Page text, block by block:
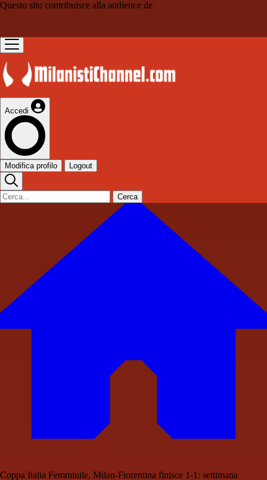
Questo sito contribuisce alla audience de
Accedi
Modifica profilo Logout
Cerca
Coppa Italia Femminile, Milan-Fiorentina finisce 1-1: settimana